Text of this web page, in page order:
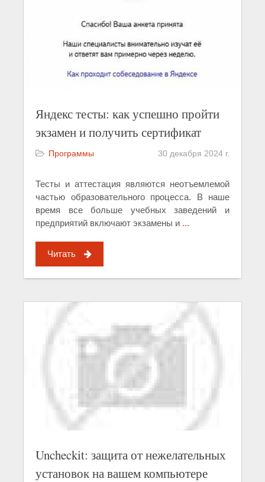
Яндекс тесты: как успешно пройти
экзамен и получить сертификат
Программы 30 декабря 2024 г.
Тесты и аттестация являются неотъемлемой
частью образовательного процесса. В наше
время все больше учебных заведений и
предприятий включают экзамены и ...
Читать
Uncheckit: защита от нежелательных
установок на вашем компьютере